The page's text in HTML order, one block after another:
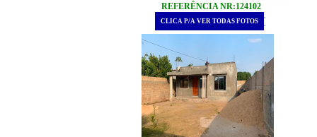
REFERÊNCIA NR:124102
.
CLICA P/A VER TODAS FOTOS .